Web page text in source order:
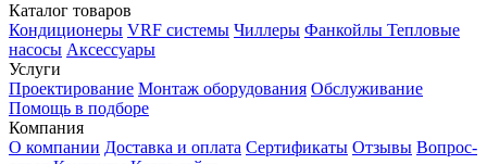
Каталог товаров
Кондиционеры VRF системы Чиллеры Фанкойлы Тепловые
насосы Аксессуары
Услуги
Проектирование Монтаж оборудования Обслуживание
Помощь в подборе
Компания
О компании Доставка и оплата Сертификаты Отзывы Вопрос-